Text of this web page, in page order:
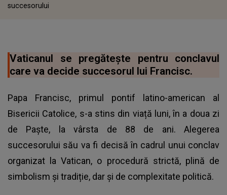
succesorului
Vaticanul se pregătește pentru conclavul
care va decide succesorul lui Francisc.
Papa Francisc, primul pontif latino-american al
Bisericii Catolice, s-a stins din viață luni, în a doua zi
de Paște, la vârsta de 88 de ani. Alegerea
succesorului său va fi decisă în cadrul unui conclav
organizat la Vatican, o procedură strictă, plină de
simbolism și tradiție, dar și de complexitate politică.